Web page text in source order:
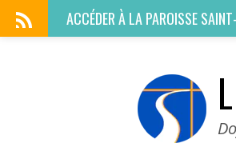
ACCÉDER À LAPAROISSE